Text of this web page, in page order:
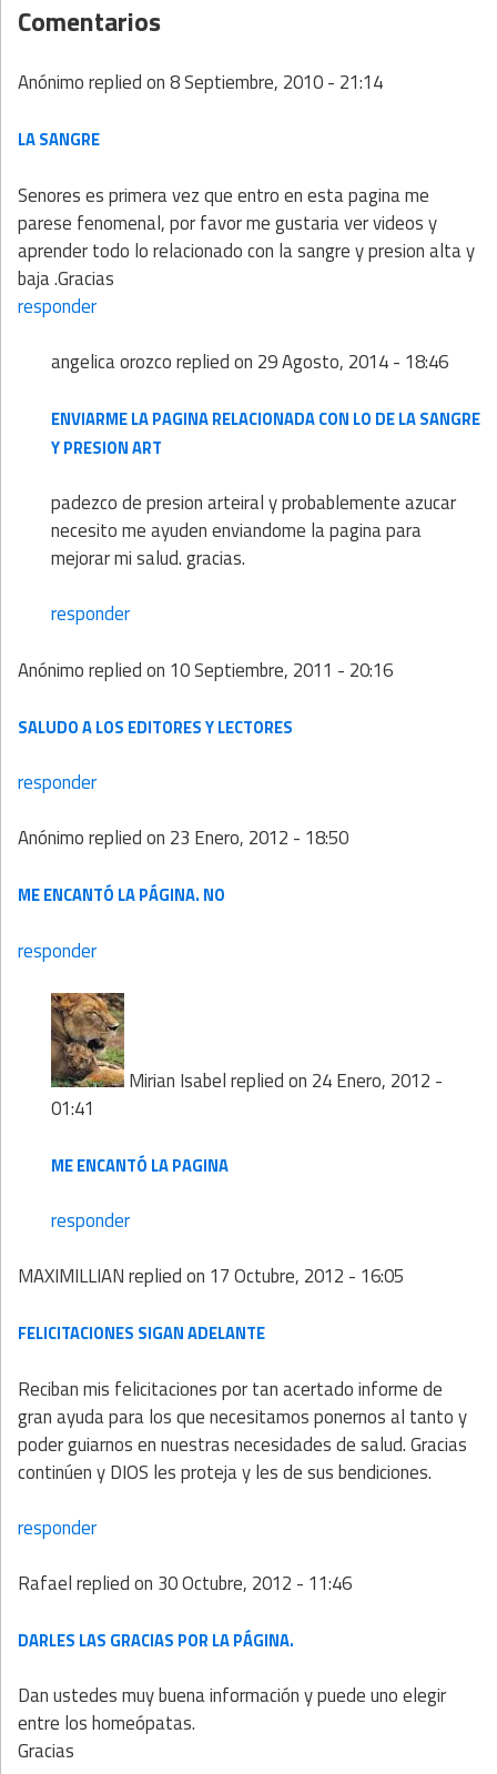
Comentarios
Anónimoreplied on8 Septiembre, 2010 - 21:14
LA SANGRE
Senores es primera vez que entro en esta pagina me
parese fenomenal, por favor me gustaria ver videos y
aprender todo lo relacionado con la sangre y presion alta y
baja .Gracias
responder
angelica orozcoreplied on 29 Agosto, 2014 - 18:46
ENVIARME LA PAGINA RELACIONADA CON LO DE LA SANGRE
Y PRESION ART
padezco de presion arteiral y probablemente azucar
necesito me ayuden enviandome la pagina para
mejorar mi salud. gracias.
responder
Anónimoreplied on 10 Septiembre, 2011 - 20:16
SALUDO A LOS EDITORES Y LECTORES
responder
Anónimoreplied on 23 Enero, 2012 - 18:50
ME ENCANTÓ LA PÁGINA. NO
responder
Mirian Isabelreplied on 24 Enero, 2012 -
01:41
ME ENCANTÓ LA PAGINA
responder
MAXIMILLIANreplied on 17 Octubre, 2012 - 16:05
FELICITACIONES SIGAN ADELANTE
Reciban mis felicitaciones por tan acertado informe de
gran ayuda para los que necesitamos ponernos al tanto y
poder guiarnos en nuestras necesidades de salud. Gracias
continúen y DIOS les proteja y les de sus bendiciones.
responder
Rafaelreplied on 30 Octubre, 2012 - 11:46
DARLES LAS GRACIAS POR LA PÁGINA.
Dan ustedes muy buena información y puede uno elegir
entre los homeópatas.
Gracias